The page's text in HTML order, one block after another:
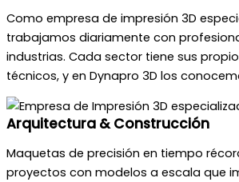
Como empresa de impresión 3D
trabajamos diariamente con
industrias. Cada sector tiene sus
técnicos, y en Dynapro 3D los
Arquitectura & Construcción
Maquetas de precisión en tiempo
proyectos con modelos a escala que